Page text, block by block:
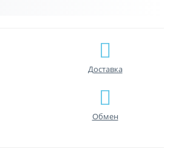
Доставка
Обмен